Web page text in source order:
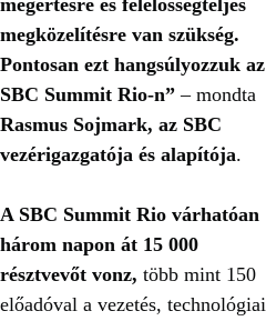
megközelítésre van szükség.
Pontosan ezt hangsúlyozzuk az
SBC Summit Rio-n” – mondta
Rasmus Sojmark, az SBC
vezérigazgatója és alapítója.
A SBC Summit Rio várhatóan
három napon át 15 000
résztvevőt vonz, több mint 150
előadóval a vezetés, technológiai